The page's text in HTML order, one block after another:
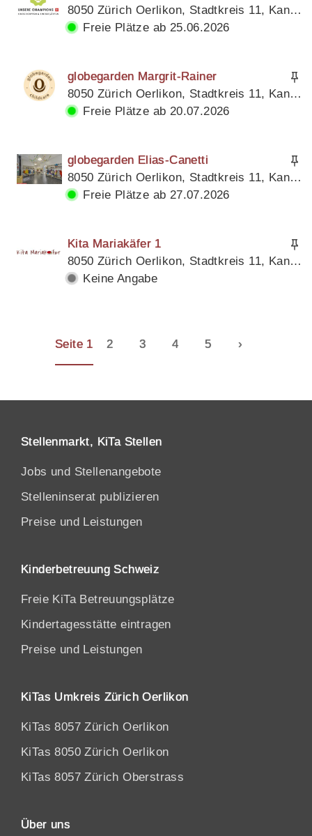
8050 Zürich Oerlikon, Stadtkreis 11, Kanton Zürich
Freie Plätze ab 25.06.2026
globegarden Margrit-Rainer
8050 Zürich Oerlikon, Stadtkreis 11, Kanton Zürich
Freie Plätze ab 20.07.2026
globegarden Elias-Canetti
8050 Zürich Oerlikon, Stadtkreis 11, Kanton Zürich
Freie Plätze ab 27.07.2026
Kita Mariakäfer 1
8050 Zürich Oerlikon, Stadtkreis 11, Kanton Zürich
Keine Angabe
Seite 1 2 3 4 5 ›
Stellenmarkt, KiTa Stellen
Jobs und Stellenangebote
Stelleninserat publizieren
Preise und Leistungen
Kinderbetreuung Schweiz
Freie KiTa Betreuungsplätze
Kindertagesstätte eintragen
Preise und Leistungen
KiTas Umkreis Zürich Oerlikon
KiTas 8057 Zürich Oerlikon
KiTas 8050 Zürich Oerlikon
KiTas 8057 Zürich Oberstrass
Über uns